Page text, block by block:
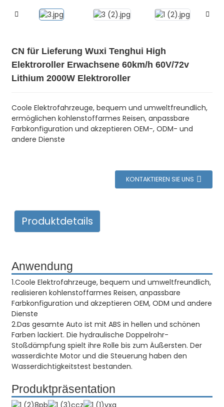
CN für Lieferung Wuxi Tenghui High
Elektroroller Erwachsene 60km/h 60V/72v
Lithium 2000W Elektroroller
Coole Elektrofahrzeuge, bequem und umweltfreundlich,
ermöglichen kohlenstoffarmes Reisen, anpassbare
Farbkonfiguration und akzeptieren OEM-, ODM- und
andere Dienste
KONTAKTIEREN SIE UNS
Produktdetails
Anwendung
1.Coole Elektrofahrzeuge, bequem und umweltfreundlich,
realisieren kohlenstoffarmes Reisen, anpassbare
Farbkonfiguration und akzeptieren OEM, ODM und andere
Dienste
2.Das gesamte Auto ist mit ABS in hellen und schönen
Farben lackiert. Die hydraulische Doppelrohr-
Stoßdämpfung spielt ihre Rolle bis zum Äußersten. Der
wasserdichte Motor und die Steuerung haben den
Wasserdichtigkeitstest bestanden.
Produktpräsentation